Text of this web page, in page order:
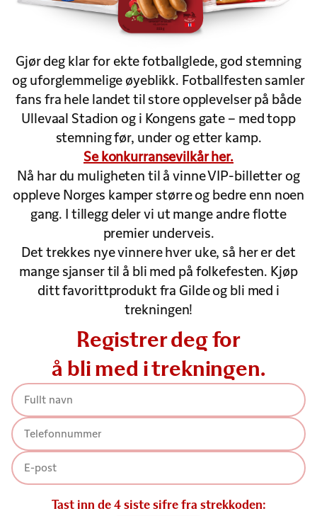
Gjør deg klar for ekte fotballglede, god stemning
og uforglemmelige øyeblikk. Fotballfesten samler
fans fra hele landet til store opplevelser på både
Ullevaal Stadion og i Kongens gate – med topp
stemning før, under og etter kamp.
Se konkurransevilkår her.
Nå har du muligheten til å vinne VIP-billetter og
oppleve Norges kamper større og bedre enn noen
gang. I tillegg deler vi ut mange andre flotte
premier underveis.
Det trekkes nye vinnere hver uke, så her er det
mange sjanser til å bli med på folkefesten. Kjøp
ditt favorittprodukt fra Gilde og bli med i
trekningen!
Registrer deg for
å bli med i trekningen.
Tast inn de 4 siste sifre fra strekkoden: